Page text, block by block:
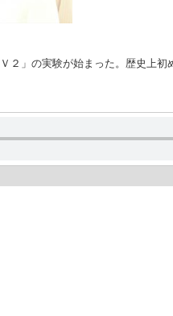
２」の実験が始まった。歴史上初